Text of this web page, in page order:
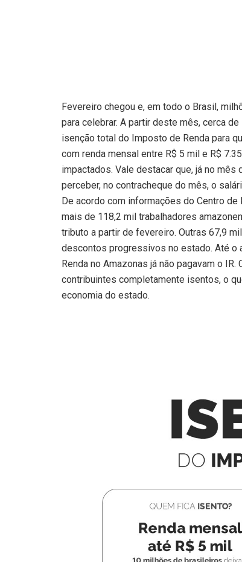
Fevereiro chegou e, em todo o Brasil,
para celebrar. A partir deste mês, cerca
isenção total do Imposto de Renda para
com renda mensal entre R$ 5 mil e R$
impactados. Vale destacar que, já no
perceber, no contracheque do mês, o
De acordo com informações do Centro de
mais de 118,2 mil trabalhadores
tributo a partir de fevereiro. Outras 67,9
descontos progressivos no estado. Até o
Renda no Amazonas já não pagavam o
contribuintes completamente isentos, o
economia do estado.